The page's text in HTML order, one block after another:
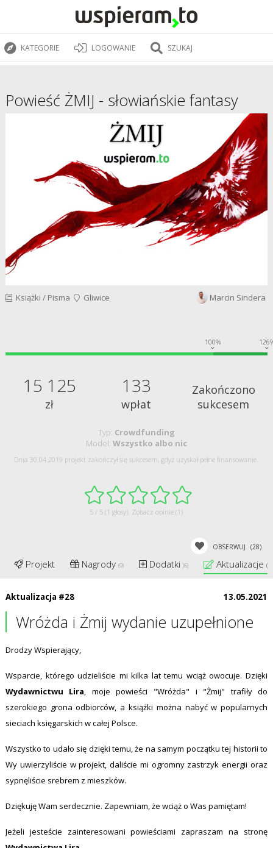
KATEGORIE LOGOWANIE SZUKAJ
Powieść ŻMIJ - słowiańskie fantasy
Książki / Pisma Gliwice Marcin Sindera
100%
15 125
zł
133
wpłat
Zakończono
sukcesem
Typ: Crowdfunding
Model: Wszystko albo nic
Dnia 30.04.2019 projekt zakończył się sukcesem, gdyż uzyskał pełne finansowanie.
5 / 5 (1 głosy). Zobacz opinie (1)
OBSERWUJ (28)
Projekt Nagrody(9) Dodatki(6) Aktualizacje
Aktualizacja #28 13.05.2021
Wróżda i Żmij wydanie uzupełnione
Drodzy Wspierający,
Wsparcie, którego udzieliście mi kilka lat temu wciąż owocuje. Dzięki
Wydawnictwu Lira, moje powieści "Wróżda" i "Żmij" trafiły do
szerokiego grona odbiorców, a książki można nabyć w popularnych
sieciach księgarskich w całej Polsce.
Wszystko to udało się dzięki temu, że na samym początku tej historii to
Wy uwierzyliście w projekt, daliście mi ogromny zastrzyk energii oraz
sypnęliście srebrem z mieszków.
Dziękuję Wam serdecznie. Zapewniam, że wciąż o Was pamiętam!
Jeżeli jesteście zainteresowani powieściami zapraszam na stronę